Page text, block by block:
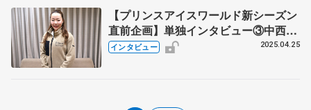
【プリンスアイスワールド新シーズン
直前企画】単独インタビュー③中西樹
希さん「新たな挑戦が相乗効果生んで
インタビュー 2025.04.25